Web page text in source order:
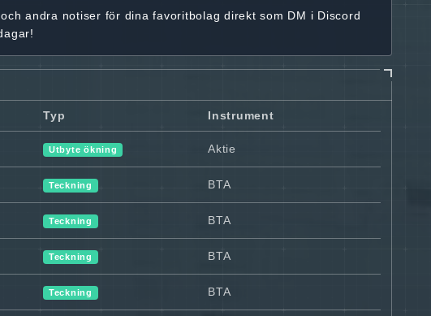
andra notiser för dina favoritbolag direkt som DM i Discord
Typ Instrument
Utbyte ökning Aktie
Teckning BTA
Teckning BTA
Teckning BTA
Teckning BTA